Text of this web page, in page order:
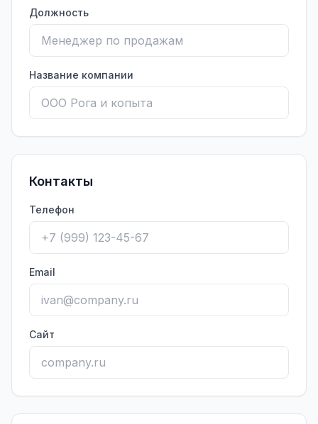
Должность
Название компании
Контакты
Телефон
Email
Сайт